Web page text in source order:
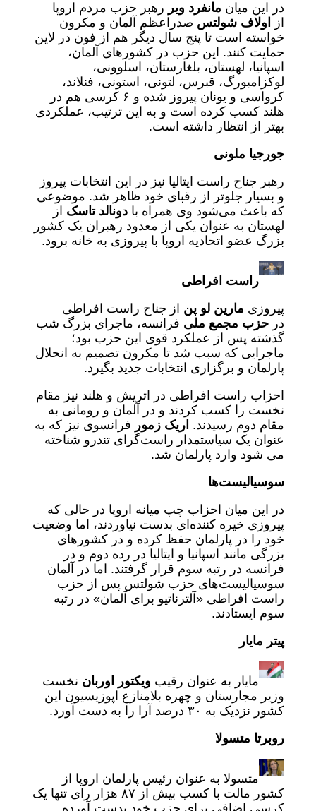
در این میان مانفرد وبر رهبر حزب مردم اروپا
از
اولاف شولتس صدراعظم آلمان و مکرون
خواسته است تا پنج سال دیگر هم از فون در لاین
حمایت کنند. این حزب در کشورهای آلمان،
اسپانیا، لهستان، بلغارستان، اسلوونی،
لوکزامبورگ، قبرس، لتونی، استونی، فنلاند،
کرواسی و یونان پیروز شده و ۶ کرسی هم در
هلند کسب کرده است و به این ترتیب، عملکردی
بهتر از انتظار داشته است.
جورجیا ملونی
رهبر جناح راست ایتالیا نیز در این انتخابات پیروز
و بسیار جلوتر از رقبای خود ظاهر شد. موضوعی
که باعث می‌شود وی همراه با دونالد تاسک از
لهستان به عنوان یکی از معدود رهبران یک کشور
بزرگ عضو اتحادیه اروپا با پیروزی به خانه برود.
راست افراطی
پیروزی مارین لو پن از جناح راست افراطی
در حزب مجمع ملی فرانسه، ماجرای بزرگ شب
گذشته پس از عملکرد قوی این حزب بود؛
ماجرایی که سبب شد تا مکرون تصمیم به انحلال
پارلمان و برگزاری انتخابات جدید بگیرد.
احزاب راست افراطی در اتریش و هلند نیز مقام
نخست را کسب کردند و در آلمان و رومانی به
مقام دوم رسیدند. اریک زمور فرانسوی نیز که به
عنوان یک سیاستمدار راست‌گرای تندرو شناخته
می شود وارد پارلمان شد.
سوسیالیست‌ها
در این میان احزاب چپ میانه اروپا در حالی که
پیروزی خیره کننده‌ای بدست نیاوردند، اما وضعیت
خود را در پارلمان حفظ کرده و در کشورهای
بزرگی مانند اسپانیا و ایتالیا در رده دوم و در
فرانسه در رتبه سوم قرار گرفتند. اما در آلمان
سوسیالیست‌های حزب شولتس پس از حزب
راست افراطی «آلترناتیو برای آلمان» در رتبه
سوم ایستادند.
پیتر مایار
مایار به عنوان رقیب ویکتور اوربان نخست
وزیر مجارستان و چهره بلامنازع اپوزیسیون این
کشور نزدیک به ۳۰ درصد آرا را به دست آورد.
روبرتا متسولا
متسولا به عنوان رئیس پارلمان اروپا از
کشور مالت با کسب بیش از ۸۷ هزار رای تنها یک
کرسی اضافی برای حزب خود بدست آورده